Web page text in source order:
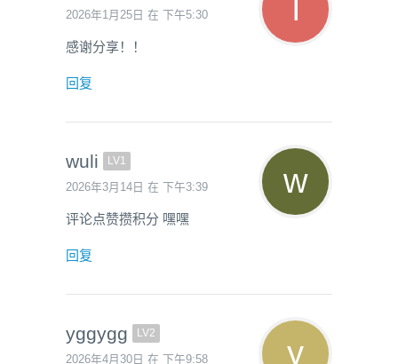
2026年1月25日 在 下午5:30
感谢分享！！
回复
wuli LV1
2026年3月14日 在 下午3:39
评论点赞攒积分 嘿嘿
回复
yggygg LV2
2026年4月30日 在 下午9:58